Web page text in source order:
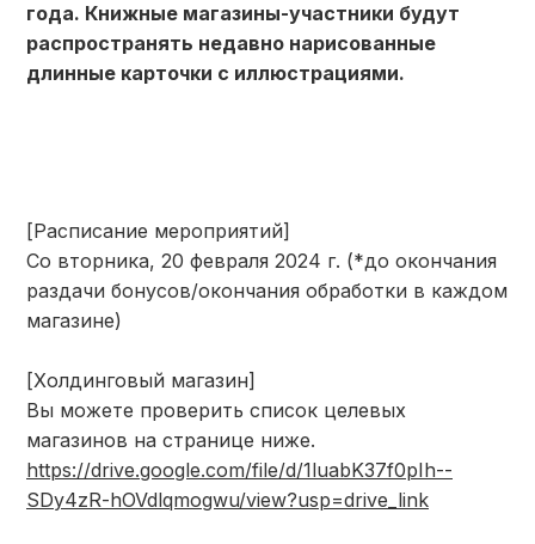
года. Книжные магазины-участники будут
распространять недавно нарисованные
длинные карточки с иллюстрациями.
[Расписание мероприятий]
Со вторника, 20 февраля 2024 г. (*до окончания
раздачи бонусов/окончания обработки в каждом
магазине)
[Холдинговый магазин]
Вы можете проверить список целевых
магазинов на странице ниже.
https://drive.google.com/file/d/1luabK37f0pIh--
SDy4zR-hOVdlqmogwu/view?usp=drive_link